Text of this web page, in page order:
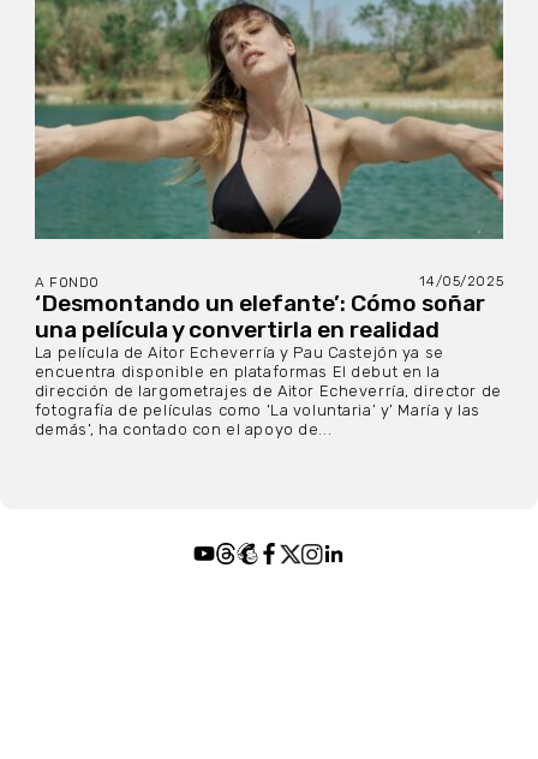
A FONDO 14/05/2025
‘Desmontando un elefante’: Cómo soñar
una película y convertirla en realidad
La película de Aitor Echeverría y Pau Castejón ya se
encuentra disponible en plataformas El debut en la
dirección de largometrajes de Aitor Echeverría, director de
fotografía de películas como ‘La voluntaria’ y’ María y las
demás’, ha contado con el apoyo de...